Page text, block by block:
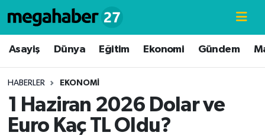
Asayiş Dünya Eğitim Ekonomi Gündem
HABERLER EKONOMI
1 Haziran 2026 Dolar ve
Euro Kaç TL Oldu?
Hava Durumu
Süper Lig Puan Durumu ve Fikstür
Tüm Manşetler